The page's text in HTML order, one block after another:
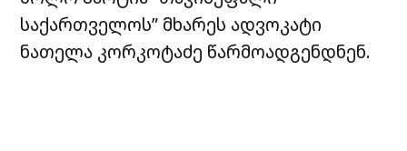
საქართველოს” მხარეს ადვოკატი
ნათელა კორკოტაძე წარმოადგენდნენ.